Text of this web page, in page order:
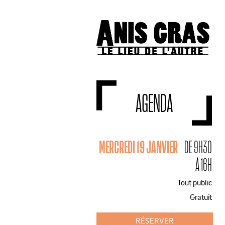
AGENDA
MERCREDI 19 JANVIER DE 9H30
À 16H
Tout public
Gratuit
RÉSERVER